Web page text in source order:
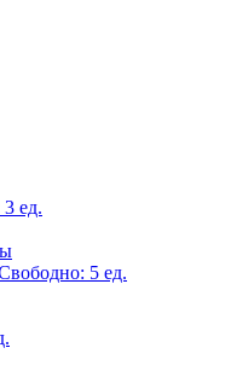
3 ед.
5 ед.